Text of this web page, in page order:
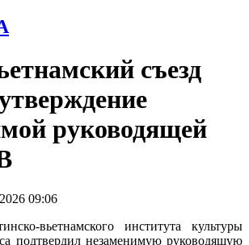
съезд
руководящей
09:06
вьетнамского института культуры
подтвердил незаменимую руководящую